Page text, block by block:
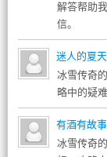
解答帮助
信。
迷人的夏天
冰雪传奇
略中的疑
有酒有故事
冰雪传奇